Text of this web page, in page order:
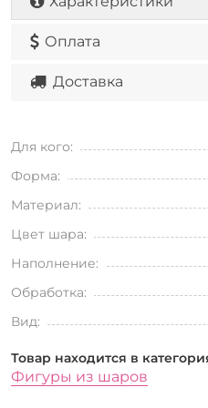
Оплата
Доставка
Для кого:
Форма:
Материал:
Цвет шара:
Наполнение:
Обработка:
Вид:
Товар находится в
Фигуры из шаров